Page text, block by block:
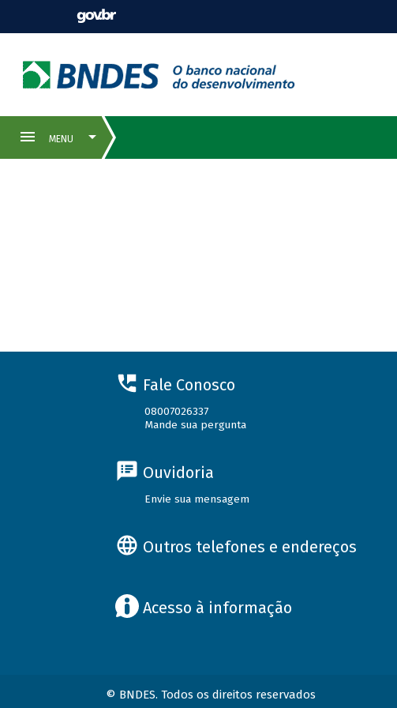
Fale Conosco
08007026337
Mande sua pergunta
Ouvidoria
Envie sua mensagem
Outros telefones e endereços
Acesso à informação
© BNDES. Todos os direitos reservados